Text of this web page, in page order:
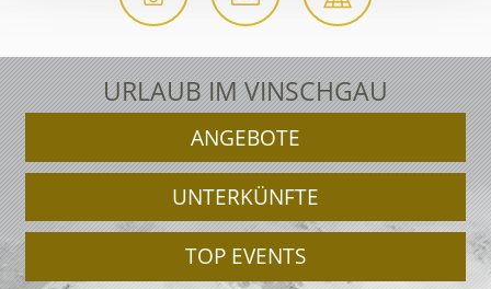
URLAUB IM VINSCHGAU
ANGEBOTE
UNTERKÜNFTE
TOP EVENTS